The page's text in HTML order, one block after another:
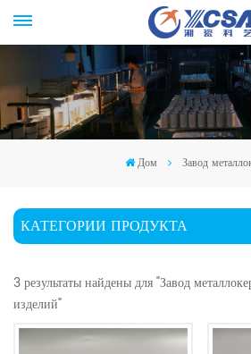
Дом Завод
КАТЕГОРИИ ПРОДУКТА
3 результаты найдены для "Завод
изделий"